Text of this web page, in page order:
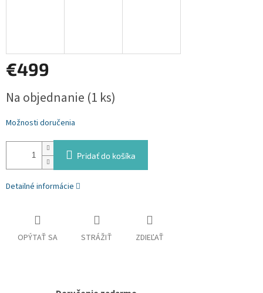
€499
cena:
Na objednanie (1 ks)
Možnosti doručenia
Pridať do košíka
Detailné informácie
OPÝTAŤ SA STRÁŽIŤ ZDIEĽAŤ